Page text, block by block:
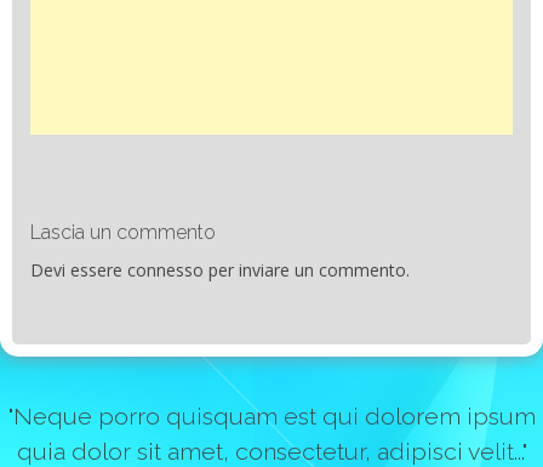
Lascia un commento
Devi essere connesso per inviare un commento.
"Neque porro quisquam est qui dolorem ipsum
quia dolor sit amet, consectetur, adipisci velit..."